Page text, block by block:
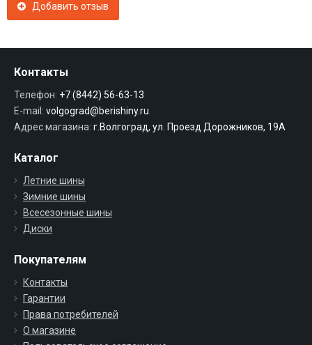
Добавить отзыв
Контакты
Телефон: +7 (8442) 56-63-13
E-mail: volgograd@berishiny.ru
Адрес магазина: г.Волгоград, ул. Проезд Дорожников, 19А
Каталог
Летние шины
Зимние шины
Всесезонные шины
Диски
Покупателям
Контакты
Гарантии
Права потребителей
О магазине